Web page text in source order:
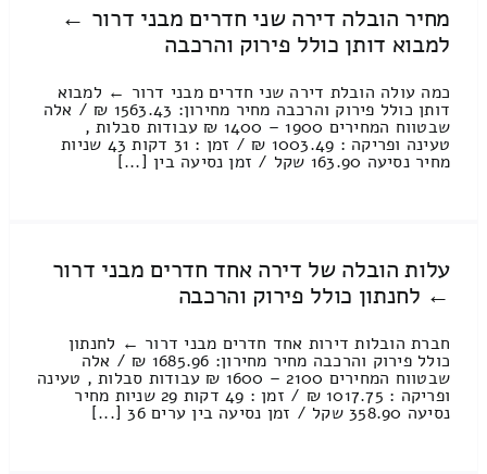
מחיר הובלה דירה שני חדרים מבני דרור ←
למבוא דותן כולל פירוק והרכבה
כמה עולה הובלת דירה שני חדרים מבני דרור ← למבוא
דותן כולל פירוק והרכבה מחיר מחירון: 1563.43 ₪ / אלה
שבטווח המחירים 1900 – 1400 ₪ עבודות סבלות ,
טעינה ופריקה : 1003.49 ₪ / זמן : 31 דקות 43 שניות
מחיר נסיעה 163.90 שקל / זמן נסיעה בין [...]
עלות הובלה של דירה אחד חדרים מבני דרור
← לחנתון כולל פירוק והרכבה
חברת הובלות דירות אחד חדרים מבני דרור ← לחנתון
כולל פירוק והרכבה מחיר מחירון: 1685.96 ₪ / אלה
שבטווח המחירים 2100 – 1600 ₪ עבודות סבלות , טעינה
ופריקה : 1017.75 ₪ / זמן : 49 דקות 29 שניות מחיר
נסיעה 358.90 שקל / זמן נסיעה בין ערים 36 [...]